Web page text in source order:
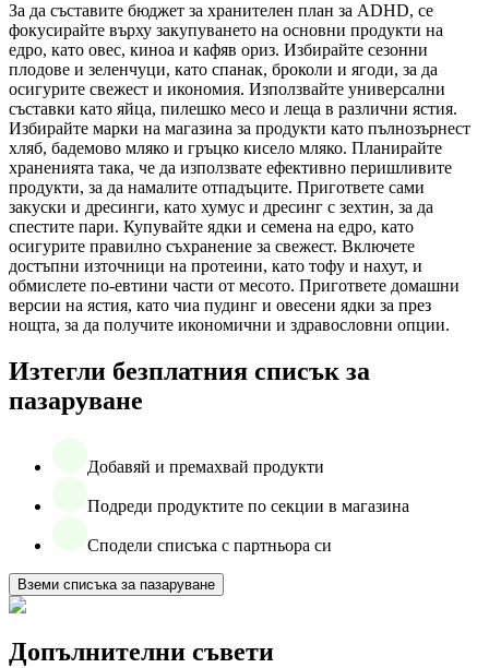
За да съставите бюджет за хранителен план за ADHD, се
фокусирайте върху закупуването на основни продукти на
едро, като овес, киноа и кафяв ориз. Избирайте сезонни
плодове и зеленчуци, като спанак, броколи и ягоди, за да
осигурите свежест и икономия. Използвайте универсални
съставки като яйца, пилешко месо и леща в различни ястия.
Избирайте марки на магазина за продукти като пълнозърнест
хляб, бадемово мляко и гръцко кисело мляко. Планирайте
храненията така, че да използвате ефективно перишливите
продукти, за да намалите отпадъците. Пригответе сами
закуски и дресинги, като хумус и дресинг с зехтин, за да
спестите пари. Купувайте ядки и семена на едро, като
осигурите правилно съхранение за свежест. Включете
достъпни източници на протеини, като тофу и нахут, и
обмислете по-евтини части от месото. Пригответе домашни
версии на ястия, като чиа пудинг и овесени ядки за през
нощта, за да получите икономични и здравословни опции.
Изтегли безплатния списък за
пазаруване
Добавяй и премахвай продукти
Подреди продуктите по секции в магазина
Сподели списъка с партньора си
Вземи списъка за пазаруване
Допълнителни съвети